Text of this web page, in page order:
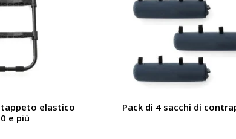
elastico
e più
Pack di 4 sacchi di